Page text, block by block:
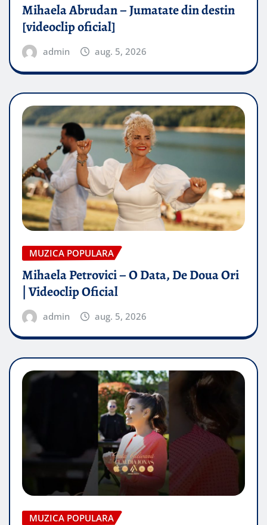
Mihaela Abrudan – Jumatate din destin
[videoclip oficial]
admin aug. 5, 2026
MUZICA POPULARA
Mihaela Petrovici – O Data, De Doua Ori
| Videoclip Oficial
admin aug. 5, 2026
MUZICA POPULARA